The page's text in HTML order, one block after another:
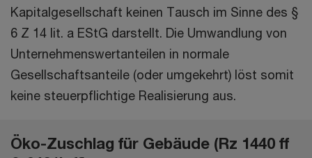
Kapitalgesellschaft keinen Tausch im Sinne des §
6 Z 14 lit. a EStG darstellt. Die Umwandlung von
Unternehmenswertanteilen in normale
Gesellschaftsanteile (oder umgekehrt) löst somit
keine steuerpflichtige Realisierung aus.
Öko-Zuschlag für Gebäude (Rz 1440 ff